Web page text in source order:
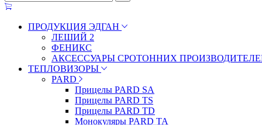
ПРОДУКЦИЯ ЭДГАН
ЛЕШИЙ 2
ФЕНИКС
АКСЕССУАРЫ СРОТОННИХ
ТЕПЛОВИЗОРЫ
PARD
Прицелы PARD SA
Прицелы PARD TS
Прицелы PARD TD
Монокуляры PARD TA